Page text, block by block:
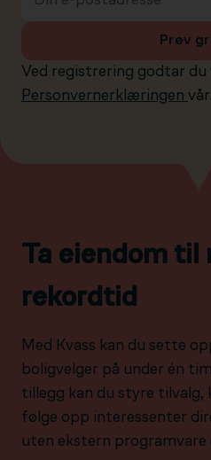
Ved registrering godtar du
Personvernerklæringen vår.
Prøv
Ta eiendom til
rekordtid
Med Kvass kan du sette
boligvelger på under én
tillegg kan du styre tilvalg,
følge opp interessenter
uten ekstern